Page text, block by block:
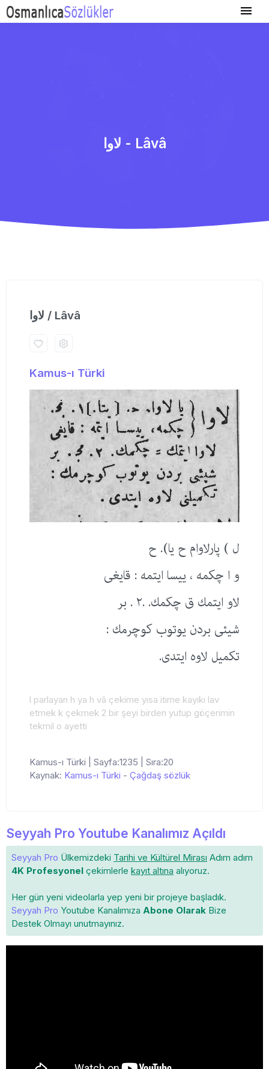
لاوا - Lâvâ
لاوا / Lâvâ
Kamus-ı Türki
ل ) پارلاوام ح یا). ح
و ا چكمه ، ییسا ایتمه : قایغی
لاو ایتمك ق چكمك. .٢ . بر
شیئی بردن یوتوب كوچرمك :
تكمیل لاوه ایتدی.
l parlayan h ya h vâ çekime yısa itime kayıkı lav
etmek k çekmek 2 bir şeyi birden yutup göçerimin
tekmil o ayetti
Kamus-ı Türki | Sayfa:1235 | Sıra:20
Kaynak: Kamus-ı Türki - Çağdaş sözlük
Seyyah Pro Youtube Kanalımız Açıldı
Seyyah Pro Ülkemizdeki Tarihi ve Kültürel Mirası Adım adım
4K Profesyonel çekimlerle kayıt altına alıyoruz.
Her gün yeni videolarla yep yeni bir projeye başladık.
Seyyah Pro Youtube Kanalımıza Abone Olarak Bize
Destek Olmayı unutmayınız.